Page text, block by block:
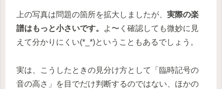
上の写真は問題の箇所を拡大しましたが、 実際の楽
譜はもっと小さいです。
よ〜く確認しても微妙に見
えて分かりにくい(*_*)ということもあるでしょう。
実は、こうしたときの見分け方として「臨時記号の
音の高さ」を目でだけ判断するのではない、ほかの